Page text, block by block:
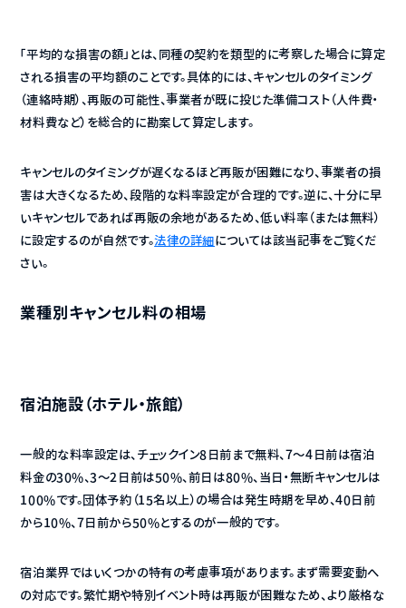
「平均的な損害の額」とは、同種の契約を類型的に考察した場合に算定
される損害の平均額のことです。具体的には、キャンセルのタイミング
（連絡時期）、再販の可能性、事業者が既に投じた準備コスト（人件費・
材料費など）を総合的に勘案して算定します。
キャンセルのタイミングが遅くなるほど再販が困難になり、事業者の損
害は大きくなるため、段階的な料率設定が合理的です。逆に、十分に早
いキャンセルであれば再販の余地があるため、低い料率（または無料）
に設定するのが自然です。法律の詳細については該当記事をご覧くだ
さい。
業種別キャンセル料の相場
宿泊施設（ホテル・旅館）
一般的な料率設定は、チェックイン8日前まで無料、7〜4日前は宿泊
料金の30%、3〜2日前は50%、前日は80%、当日・無断キャンセルは
100%です。団体予約（15名以上）の場合は発生時期を早め、40日前
から10%、7日前から50%とするのが一般的です。
宿泊業界ではいくつかの特有の考慮事項があります。まず需要変動へ
の対応です。繁忙期や特別イベント時は再販が困難なため、より厳格な